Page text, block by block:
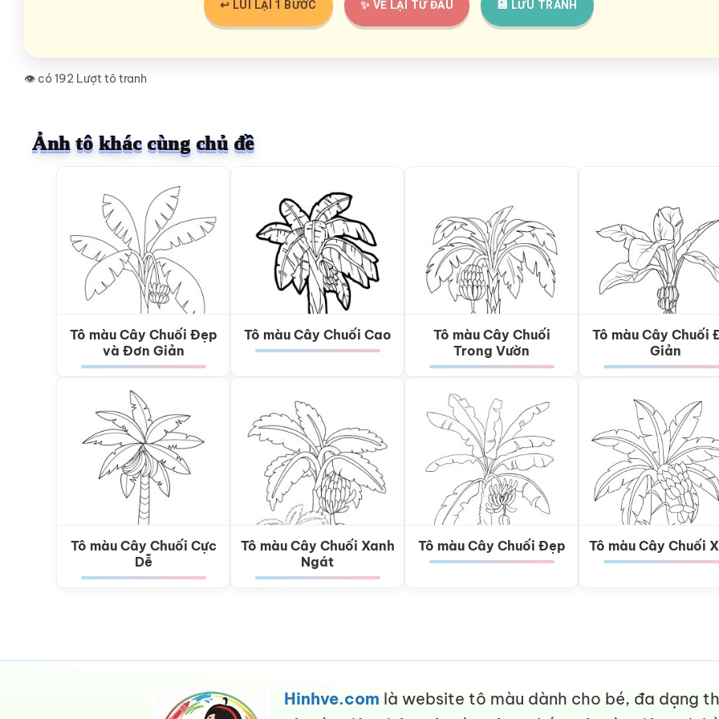
↩️ LÙI LẠI 1 BƯỚC ✨ VẼ LẠI TỪ ĐẦU 💾 LƯU TRANH
👁️ có 192 Lượt tô tranh
Ảnh tô khác cùng chủ đề
Tô màu Cây Chuối Đẹp
và Đơn Giản
Tô màu Cây Chuối Cao
Tô màu Cây Chuối
Trong Vườn
Tô màu Cây Chuối
Giản
Tô màu Cây Chuối Cực
Dễ
Tô màu Cây Chuối Xanh
Ngát
Tô màu Cây Chuối Đẹp Tô màu Cây Chuối
Hinhve.com là website tô màu dành cho bé, đa dạng